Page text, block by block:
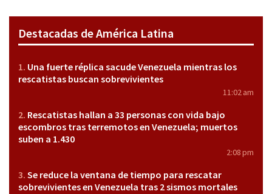
Destacadas de América Latina
Una fuerte réplica sacude Venezuela mientras los
rescatistas buscan sobrevivientes
11:02 am
Rescatistas hallan a 33 personas con vida bajo
escombros tras terremotos en Venezuela; muertos
suben a 1.430
2:08 pm
Se reduce la ventana de tiempo para rescatar
sobrevivientes en Venezuela tras 2 sismos mortales